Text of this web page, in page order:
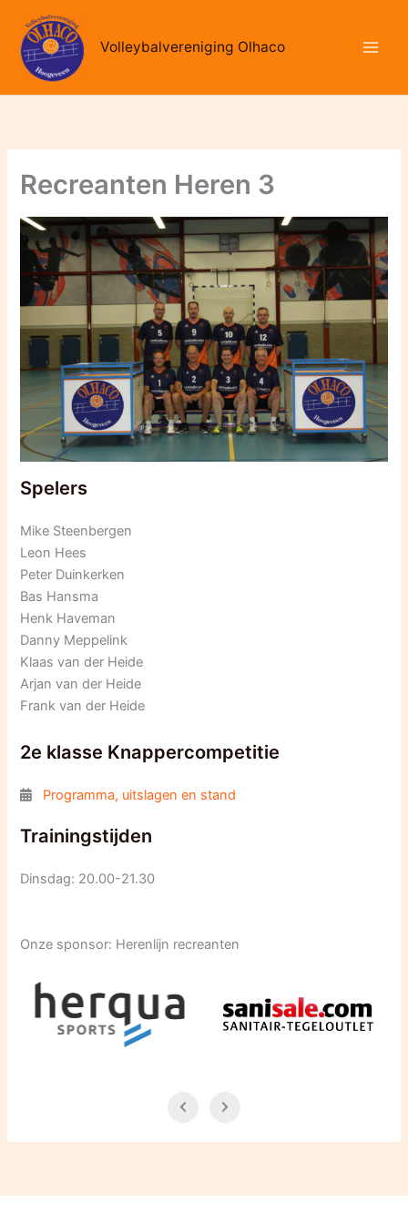
naar
inhoud
Volleybalvereniging Olhaco
Recreanten Heren 3
Spelers
Mike Steenbergen
Leon Hees
Peter Duinkerken
Bas Hansma
Henk Haveman
Danny Meppelink
Klaas van der Heide
Arjan van der Heide
Frank van der Heide
2e klasse Knappercompetitie
Programma, uitslagen en stand
Trainingstijden
Dinsdag: 20.00-21.30
Onze sponsor: Herenlijn recreanten